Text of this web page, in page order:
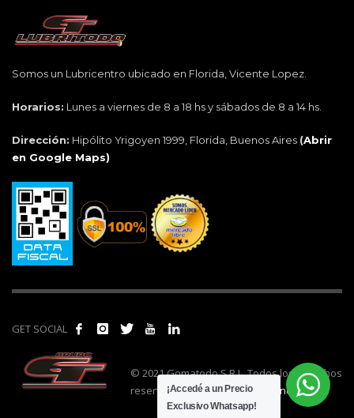
Somos un Lubricentro ubicado en Florida, Vicente Lopez.
Horarios: Lunes a viernes de 8 a 18 hs y sábados de 8 a 14 hs.
Dirección: Hipólito Yrigoyen 1999, Florida, Buenos Aires (Abrir
en Google Maps)
GET SOCIAL
© 2021 Gomatodo S.R.L. Todos los derechos
reservados. | Realizado por
cónclave.
¡Accedé a un Precio
Exclusivo Whatsapp!